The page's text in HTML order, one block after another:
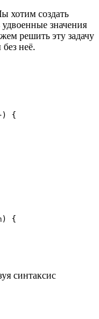
хотим создать
значения
решить эту задачу
неё.
{
{
синтаксис